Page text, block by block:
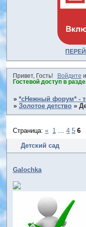
Привет, Гость! Войдите
Гостевой доступ в
»*сНежный форум* -
»Золотое детство »
Детский сад
Страница:« 1 … 4 5 6
Galochka